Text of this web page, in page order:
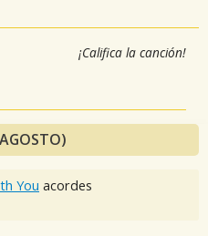
¡Califica la canción!
You acordes